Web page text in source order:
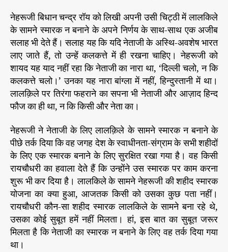
नेहरूजी बिधान चन्द्र रॉय को लिखी अपनी उसी चिट्ठी में लालकिले
के सामने स्मारक न बनाने के अपने निर्णय के साथ-साथ एक अजीब
सलाह भी देते हैं। सलाह यह कि यदि नेताजी के अस्थि-अवशेष भारत
लाए जाते हैं, तो उन्हें कलकत्ते में ही रखना चाहिए। नेहरूजी को
शायद यह याद नहीं रहा कि नेताजी का नारा था, ‘दिल्ली चलो, न कि
कलकत्ते चलो।’ उनका यह नारा बांग्ला में नहीं, हिन्दुस्तानी में था।
लालक़िले पर तिरंगा फहराने का सपना भी नेताजी और आज़ाद हिन्द
फौज का ही था, न कि किसी और नेता का।
नेहरूजी ने नेताजी के लिए लालक़िले के सामने स्मारक न बनाने के
पीछे तर्क दिया कि वह जगह देश के स्वाधीनता-संग्राम के सभी शहीदों
के लिए एक स्मारक बनाने के लिए सुरक्षित रखा गया है। वह किसी
रायचौधरी का हवाला देते हैं कि उन्होंने उस स्मारक पर काम करना
शुरू भी कर दिया है। लालकिले के सामने नेहरूजी की शहीद स्मारक
योजना का क्या हुआ, आजतक किसी को उसका कुछ पता नहीं।
रायचौधरी कौन-सा शहीद स्मारक लालकिले के सामने बना रहे थे,
उसका कोई सुबूत हमें नहीं मिलता। हां, इस बात का सुबूत जरूर
मिलता है कि नेताजी का स्मारक न बनाने के लिए वह तर्क दिया गया
था।